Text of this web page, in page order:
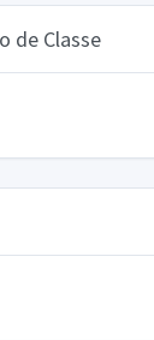
de Classe